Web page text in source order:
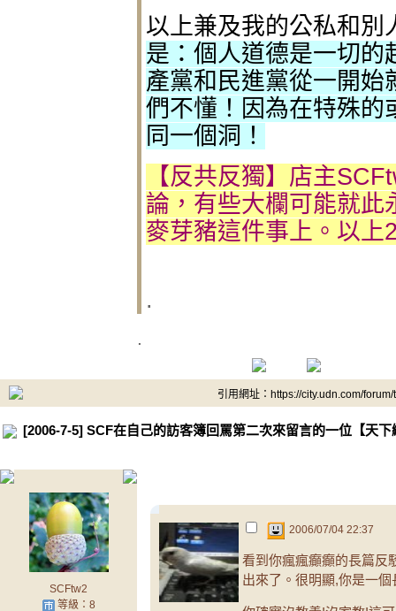
以上兼及我的公私和別
是：個人道德是一切的
產黨和民進黨從一開始
們不懂！因為在特殊的
同一個洞！
【反共反獨】店主
論，有些大欄可能就此
麥芽豬這件事上。以上
.
.
引用網址：https://city.udn.com/
[2006-7-5] SCF在自己的訪客簿回罵第二次來留言的一位【天
SCFtw2
等級：8
2006/07/04 22:37
看到你瘋瘋癲癲的長篇反
出來了。很明顯,你是一